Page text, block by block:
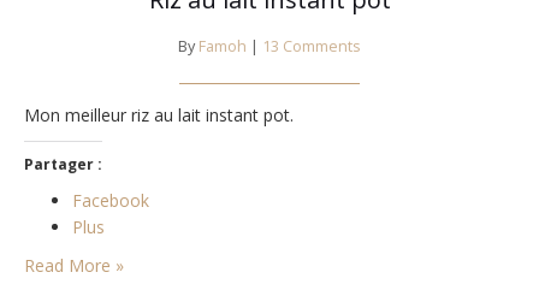
By Famoh | 13 Comments
Mon meilleur riz au lait instant pot.
Partager :
Facebook
Plus
Read More »